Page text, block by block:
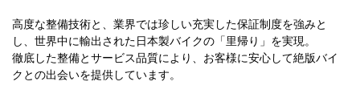
高度な整備技術と、業界では珍しい充実した保証制度を強みと
し、世界中に輸出された日本製バイクの「里帰り」を実現。
徹底した整備とサービス品質により、お客様に安心して絶版バイ
クとの出会いを提供しています。